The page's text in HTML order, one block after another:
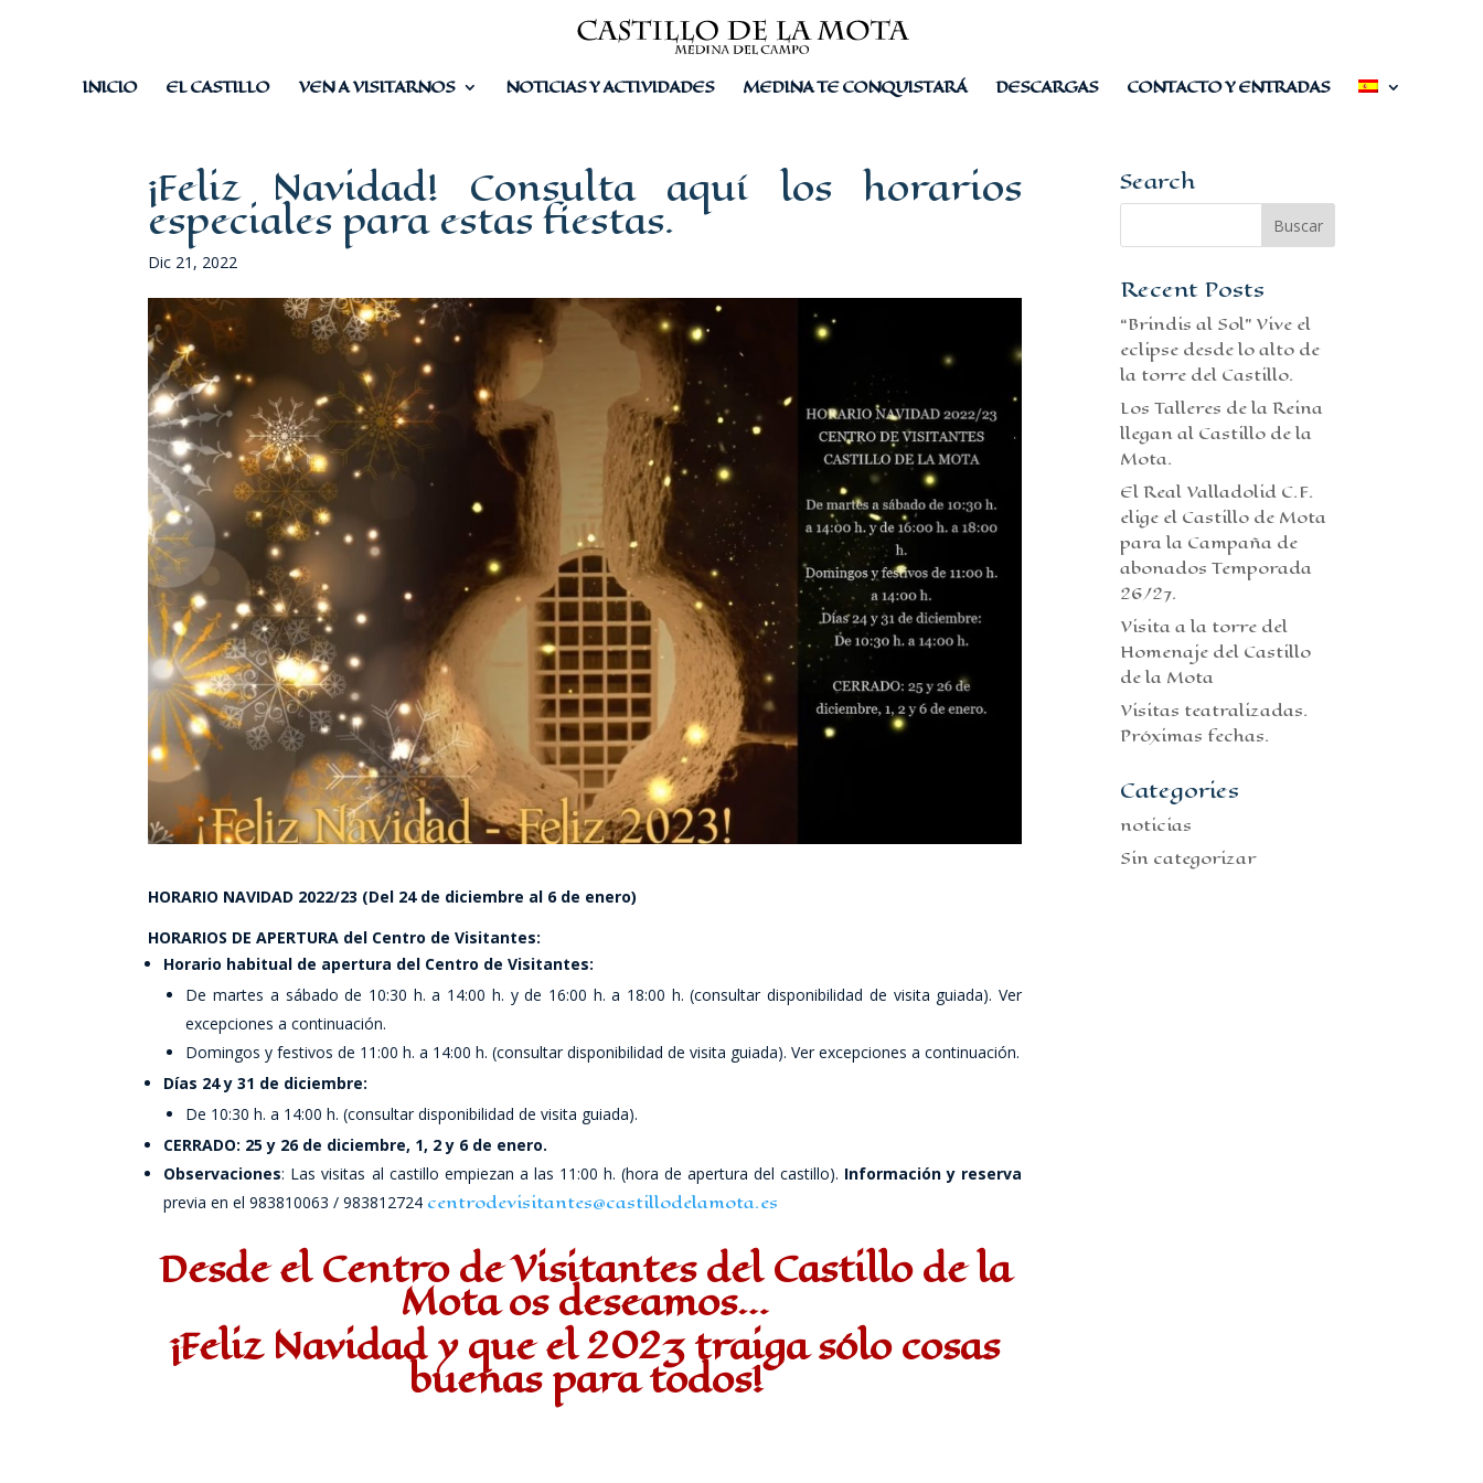
INICIO EL CASTILLO VEN A VISITARNOS NOTICIAS Y ACTIVIDADES MEDINA TE CONQUISTARÁ DESCARGAS CONTACTO Y ENTRADAS
¡Feliz Navidad! Consulta aquí los horarios
especiales para estas fiestas.
Dic 21, 2022
HORARIO NAVIDAD 2022/23 (Del 24 de diciembre al 6 de enero)
HORARIOS DE APERTURA del Centro de Visitantes:
Horario habitual de apertura del Centro de Visitantes:
De martes a sábado de 10:30 h. a 14:00 h. y de 16:00 h. a 18:00 h. (consultar disponibilidad de visita guiada). Ver
excepciones a continuación.
Domingos y festivos de 11:00 h. a 14:00 h. (consultar disponibilidad de visita guiada). Ver excepciones a continuación.
Días 24 y 31 de diciembre:
De 10:30 h. a 14:00 h. (consultar disponibilidad de visita guiada).
CERRADO: 25 y 26 de diciembre, 1, 2 y 6 de enero.
Observaciones: Las visitas al castillo empiezan a las 11:00 h. (hora de apertura del castillo). Información y reserva
previa en el 983810063 / 983812724 centrodevisitantes@castillodelamota.es
Desde el Centro de Visitantes del Castillo de la
Mota os deseamos…
¡Feliz Navidad y que el 2023 traiga sólo cosas
buenas para todos!
Search
Recent Posts
“Brindis al Sol” Vive el
eclipse desde lo alto de
la torre del Castillo.
Los Talleres de la Reina
llegan al Castillo de la
Mota.
El Real Valladolid C.F.
elige el Castillo de Mota
para la Campaña de
abonados Temporada
26/27.
Visita a la torre del
Homenaje del Castillo
de la Mota
Visitas teatralizadas.
Próximas fechas.
Categories
noticias
Sin categorizar